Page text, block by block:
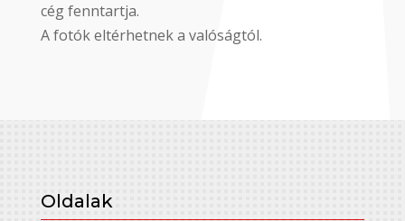
cég fenntartja.
A fotók eltérhetnek a valóságtól.
Oldalak